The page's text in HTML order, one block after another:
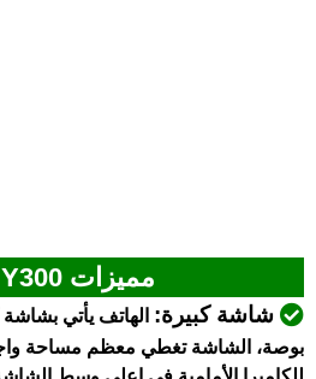
مميزات Vivo Y300
شاشة كبيرة:
بوصة، الشاشة تغطي معظم مساحة